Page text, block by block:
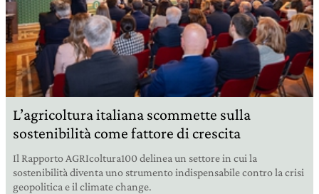
L’agricoltura italiana scommette sulla
sostenibilità come fattore di crescita
Il Rapporto AGRIcoltura100 delinea un settore in cui la
sostenibilità diventa uno strumento indispensabile contro la crisi
geopolitica e il climate change.